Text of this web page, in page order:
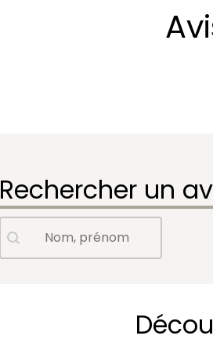
Rechercher un
Avis de décès - Nom,